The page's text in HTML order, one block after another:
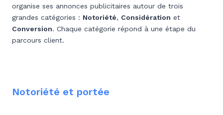
organise ses annonces publicitaires autour de trois
grandes catégories : Notoriété, Considération et
Conversion. Chaque catégorie répond à une étape du
parcours client.
Notoriété et portée